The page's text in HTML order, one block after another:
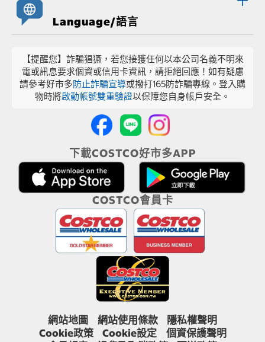
Language/語言
【提醒您】詐騙猖獗，若您接獲任何以本公司名義不明來
電或訊息要求個資或信用卡資訊，請拒絕回應！如有疑慮
請參考好市多防止詐騙宣導或撥打165防詐騙專線。登入購
物時將啟動帳號雙重驗證以保障您自身帳戶安全。
下載COSTCO好市多APP
COSTCO會員卡
網站地圖 網站使用條款
隱私權聲明
Cookie政策
Cookie設定
個資保護聲明